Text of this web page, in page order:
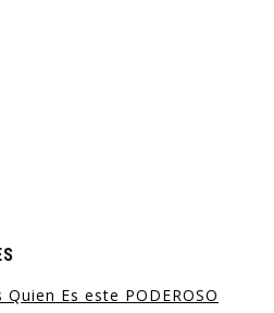
Quien Es este PODEROSO